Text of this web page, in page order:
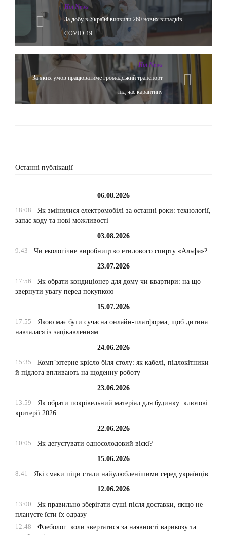
Hot News
За добу в Україні виявили 260 нових випадків
COVID-19
Hot News
За яких умов працюватиме громадський транспорт
під час карантину
Останні публікації
06.08.2026
18:08
Як змінилися електромобілі за останні роки: технології,
запас ходу та нові можливості
03.08.2026
9:43
Чи екологічне виробництво етилового спирту «Альфа»?
23.07.2026
17:56
Як обрати кондиціонер для дому чи квартири: на що
звернути увагу перед покупкою
15.07.2026
17:55
Якою має бути сучасна онлайн-платформа, щоб дитина
навчалася із зацікавленням
24.06.2026
15:35
Комп’ютерне крісло біля столу: як кабелі, підлокітники
й підлога впливають на щоденну роботу
23.06.2026
13:59
Як обрати покрівельний матеріал для будинку: ключові
критерії 2026
22.06.2026
10:05
Як дегустувати односолодовий віскі?
15.06.2026
8:41
Які смаки піци стали найулюбленішими серед українців
12.06.2026
13:00
Як правильно зберігати суші після доставки, якщо не
плануєте їсти їх одразу
12:48
Флеболог: коли звертатися за наявності варикозу та